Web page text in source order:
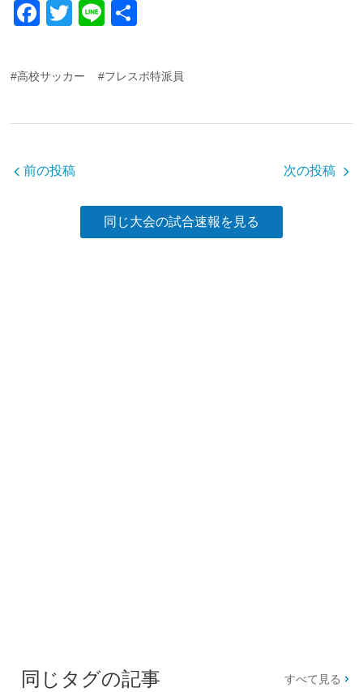
F
c
e
b
o
T
Li
e
#高校サッカー #フレスポ特派員
前の投稿 次の投稿
同じ大会の試合速報を見る
同じタグの記事 すべて見る